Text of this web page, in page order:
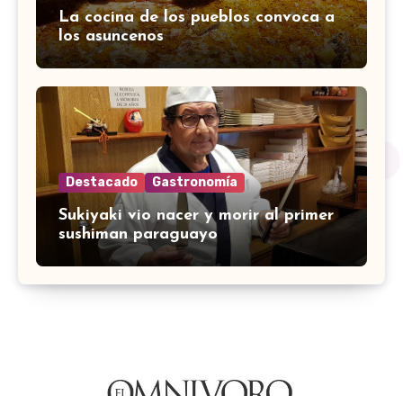
La cocina de los pueblos convoca a
los asuncenos
Destacado Gastronomía
Sukiyaki vio nacer y morir al primer
sushiman paraguayo